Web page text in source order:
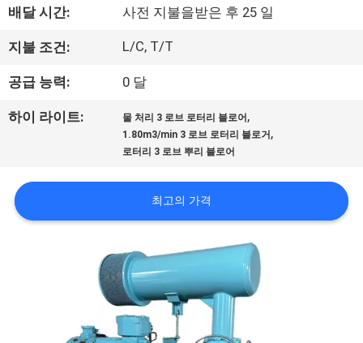
에
대
하
여
장
배달 시간: 사전 지불을받은 후 25 일
지불 조건: L/C, T/T
공급 능력: 0 달
하이 라이트: 물 처리 3 로브 로터리 블로어 ,
1.80m3/min 3 로브 로터리 블로거 ,
로터리 3 로브 뿌리 블로어
최고의 가격